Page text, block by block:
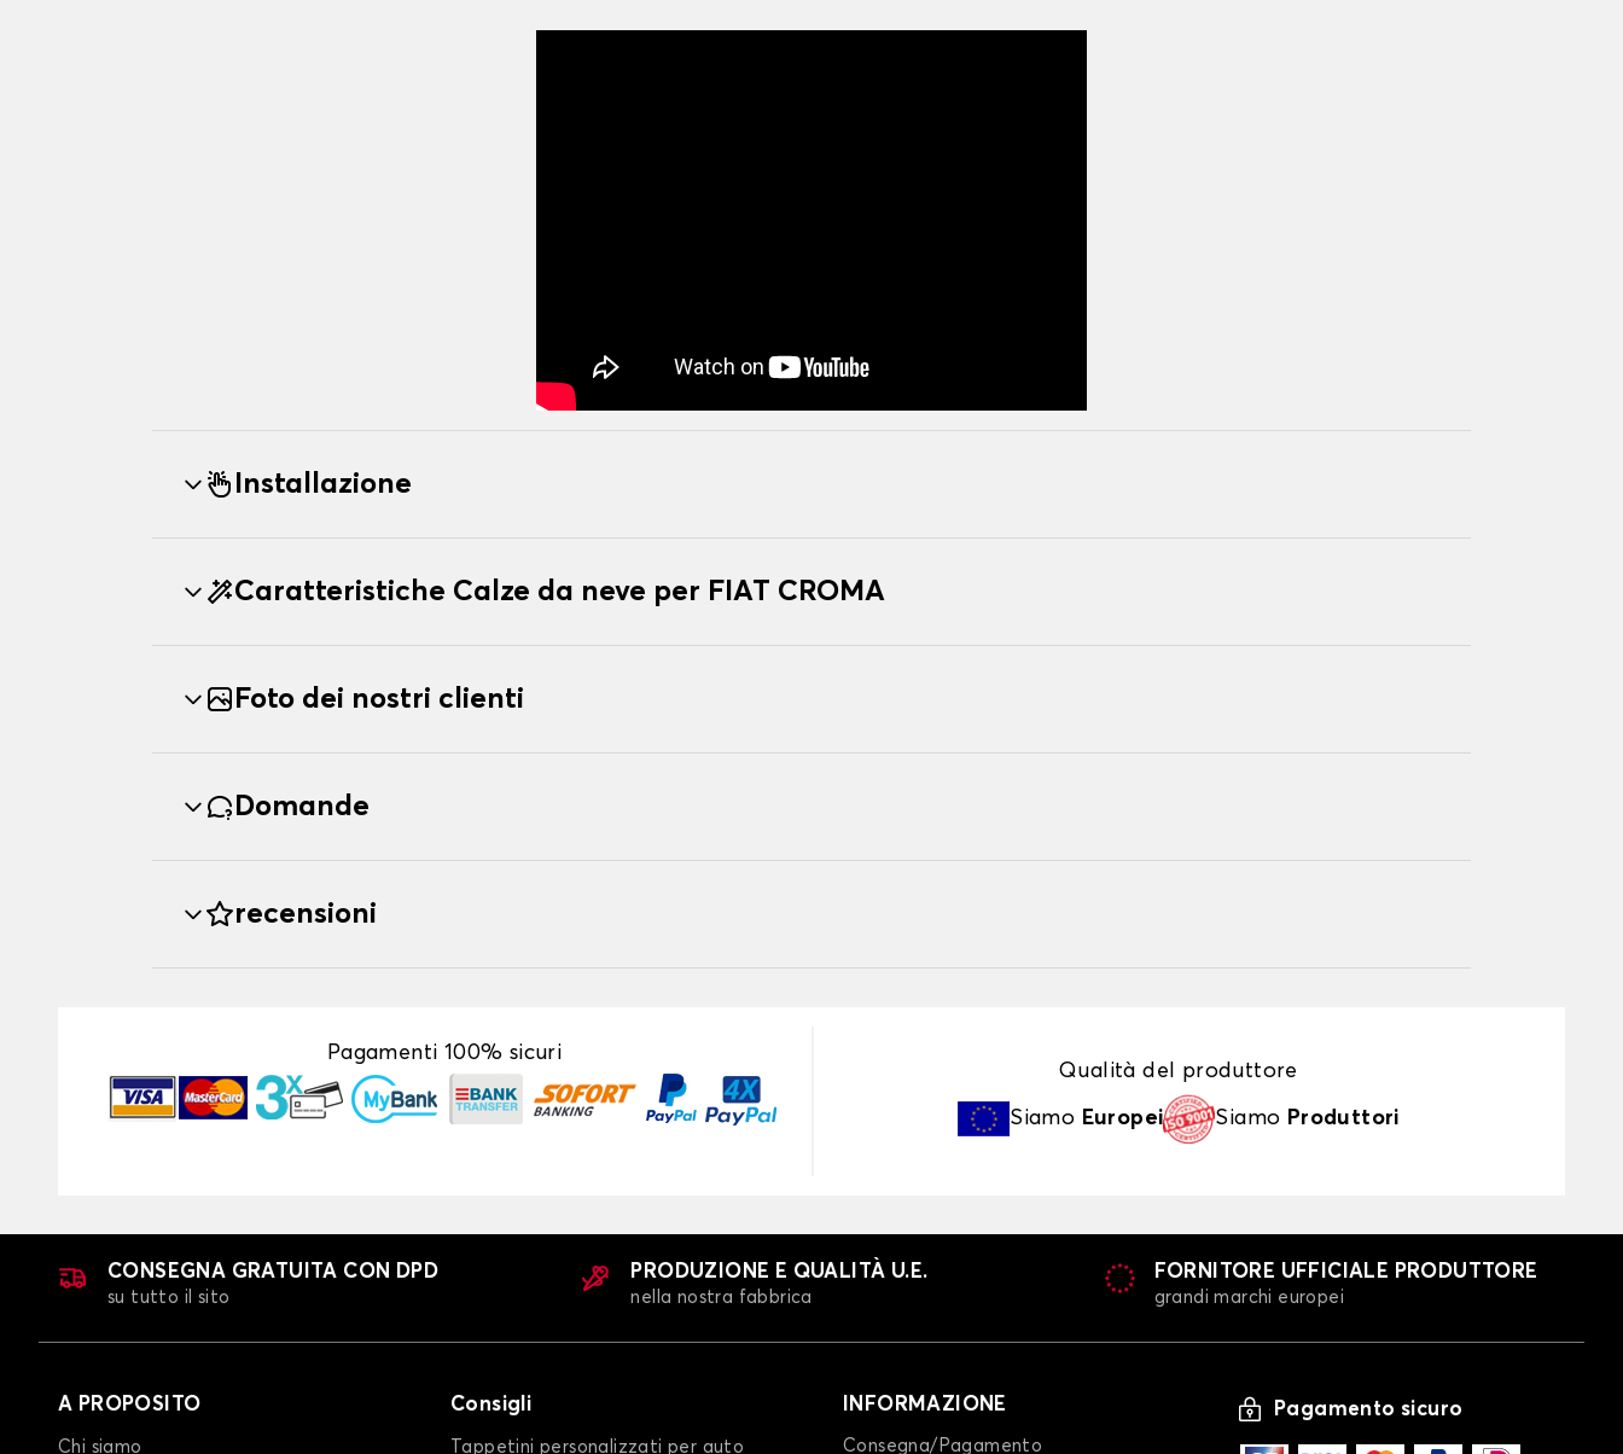
Installazione
Caratteristiche Calze da neve per FIAT CROMA
Foto dei nostri clienti
Domande
recensioni
Pagamenti 100% sicuri
Qualità del produttore
Siamo Europei Siamo Produttori
CONSEGNA GRATUITA CON DPD
su tutto il sito
PRODUZIONE E QUALITÀ U.E.
nella nostra fabbrica
FORNITORE UFFICIALE PRODUTTORE
grandi marchi europei
A PROPOSITO
Chi siamo
Consigli
Tappetini personalizzati per auto
INFORMAZIONE
Consegna/Pagamento
Pagamento sicuro